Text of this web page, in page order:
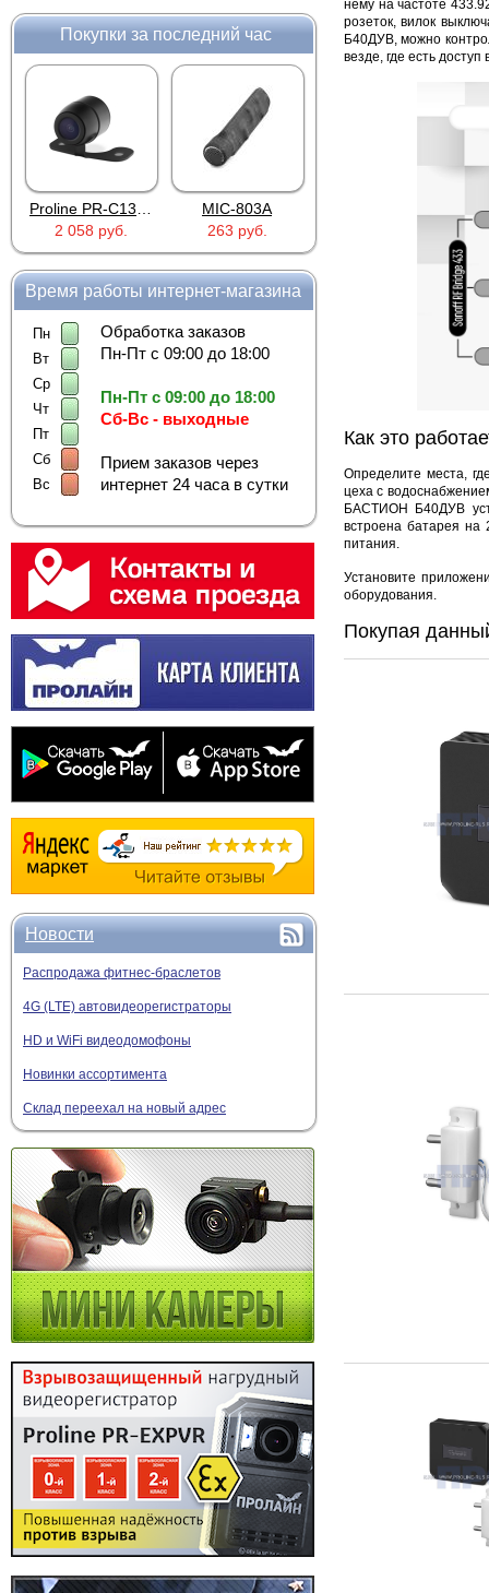
Покупки за последний час
MIC-803A
263 руб.
386 руб.
Время работы интернет-магазина
Пн
Вт
Ср
Чт
Пт
Сб
Вс
Обработка заказов
Пн-Пт с 09:00 до 18:00
Пн-Пт с 09:00 до 18:00
Сб-Вс - выходные
Прием заказов через
интернет 24 часа в сутки
Новости
Распродажа фитнес-браслетов
4G (LTE) автовидеорегистраторы
HD и WiFi видеодомофоны
Новинки ассортимента
Склад переехал на новый адрес
нему на частоте
розеток, вилок
Б40ДУВ, можно
везде, где есть доступ
Как это
Определите места,
цеха с
БАСТИОН Б40ДУВ
встроена батарея на
питания.
Установите
оборудования.
Покупая